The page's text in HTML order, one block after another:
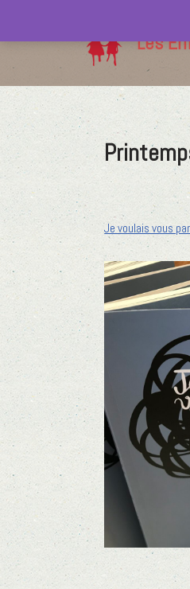
Aller
Les
Je voulais vous